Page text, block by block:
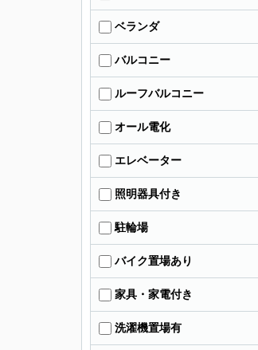
ベランダ
バルコニー
ルーフバルコニー
オール電化
エレベーター
照明器具付き
駐輪場
バイク置場あり
家具・家電付き
洗濯機置場有